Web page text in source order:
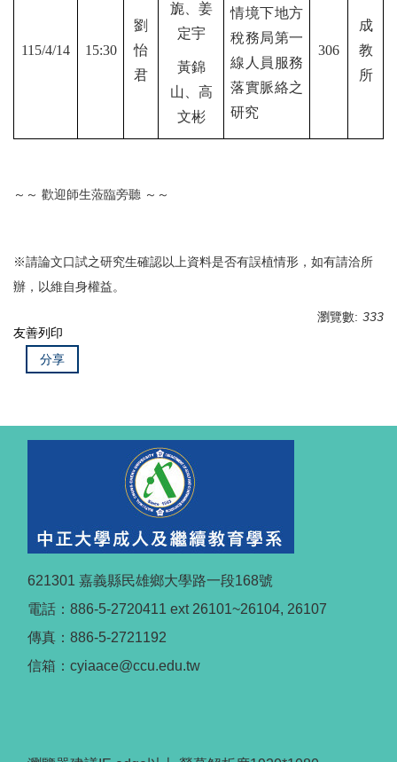
115/4/14 15:30
劉
怡
君
旎、姜
定宇
黃錦
山、高
文彬
情境下地方
稅務局第一
線人員服務
落實脈絡之
研究
306
成
教
所
～～ 歡迎師生蒞臨旁聽 ～～
※請論文口試之研究生確認以上資料是否有誤植情形，如有請洽所
辦，以維自身權益。
瀏覽數: 333
友善列印
分享
621301 嘉義縣民雄鄉大學路一段168號
電話：886-5-2720411 ext 26101~26104, 26107
傳真：886-5-2721192
信箱：cyiaace@ccu.edu.tw